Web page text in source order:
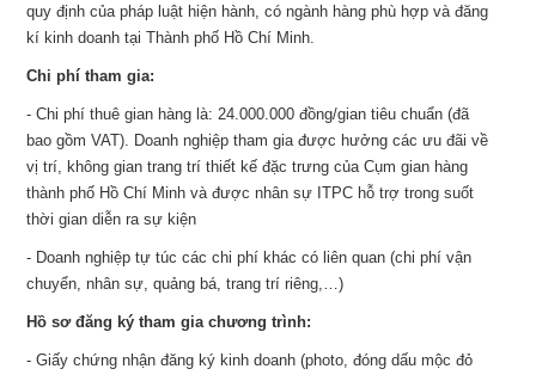
quy định của pháp luật hiện hành, có ngành hàng phù hợp và đăng
kí kinh doanh tại Thành phố Hồ Chí Minh.
Chi phí tham gia:
- Chi phí thuê gian hàng là: 24.000.000 đồng/gian tiêu chuẩn (đã
bao gồm VAT). Doanh nghiệp tham gia được hưởng các ưu đãi về
vị trí, không gian trang trí thiết kế đặc trưng của Cụm gian hàng
thành phố Hồ Chí Minh và được nhân sự ITPC hỗ trợ trong suốt
thời gian diễn ra sự kiện
- Doanh nghiệp tự túc các chi phí khác có liên quan (chi phí vận
chuyển, nhân sự, quảng bá, trang trí riêng,…)
Hồ sơ đăng ký tham gia chương trình:
- Giấy chứng nhận đăng ký kinh doanh (photo, đóng dấu mộc đỏ